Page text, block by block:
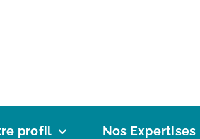
profil Nos Expertises